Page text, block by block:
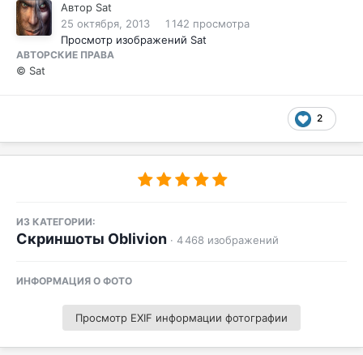
Автор Sat
25 октября, 2013
1 142 просмотра
Просмотр изображений Sat
АВТОРСКИЕ ПРАВА
© Sat
2
ИЗ КАТЕГОРИИ:
Скриншоты Oblivion · 4 468 изображений
ИНФОРМАЦИЯ О ФОТО
Просмотр EXIF информации фотографии